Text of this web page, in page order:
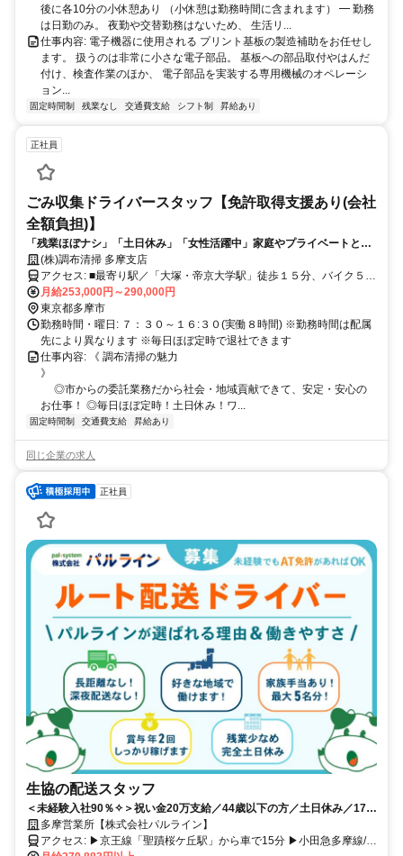
セスしやすい立地！ 南武線沿線や京王線沿線で パート・軽作業・工
場内作業 のお仕事をお探しの方にもおすすめです。 自転車通勤・バ
イク通勤OK◎ 勤務地：東京都稲城市押立1047-1
後に各10分の小休憩あり （小休憩は勤務時間に含まれます） ━ 勤務
は日勤のみ。 夜勤や交替勤務はないため、 生活リ...
仕事内容: 電子機器に使用される プリント基板の製造補助をお任せし
ます。 扱うのは非常に小さな電子部品。 基板への部品取付やはんだ
付け、検査作業のほか、 電子部品を実装する専用機械のオペレーシ
ョン...
固定時間制 残業なし 交通費支給 シフト制 昇給あり
正社員
ごみ収集ドライバースタッフ【免許取得支援あり(会社
全額負担)】
「残業ほぼナシ」「土日休み」「女性活躍中」家庭やプライベートとの
両立も可能！
(株)調布清掃 多摩支店
アクセス: ■最寄り駅／「大塚・帝京大学駅」徒歩１５分、バイク５分
■大栗川沿い ※バイク・自転車通勤ＯＫ
月給253,000円～290,000円
東京都多摩市
勤務時間・曜日: ７：３０～１６:３０(実働８時間) ※勤務時間は配属
先により異なります ※毎日ほぼ定時で退社できます
仕事内容: 《 調布清掃の魅力
》
◎市からの委託業務だから社会・地域貢献できて、安定・安心の
お仕事！ ◎毎日ほぼ定時！土日休み！ワ...
固定時間制 交通費支給 昇給あり
同じ企業の求人
正社員
生協の配送スタッフ
＜未経験入社90％✧＞祝い金20万支給／44歳以下の方／土日休み／17時
定時／賞与年2回／普通免許でOK✧
多摩営業所【株式会社パルライン】
アクセス: ▶京王線「聖蹟桜ケ丘駅」から車で15分 ▶小田急多摩線/京